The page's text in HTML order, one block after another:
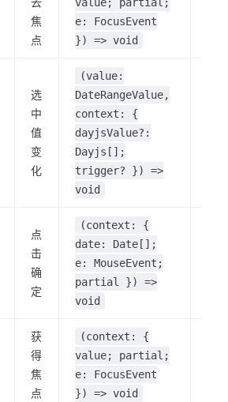
焦
点
e: FocusEvent
}) => void
选
中
值
变
化
(value:
DateRangeValue,
context: {
dayjsValue?:
Dayjs[];
trigger? }) =>
void
点
击
确
定
(context: {
date: Date[];
e: MouseEvent;
partial }) =>
void
获
得
焦
点
(context: {
value; partial;
e: FocusEvent
}) => void